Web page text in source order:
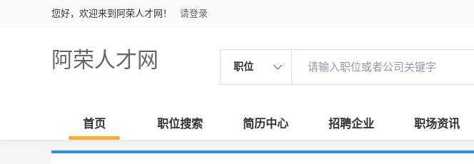
您好，欢迎来到阿荣人才网！ 请登录
阿荣人才网 职位
首页 职位搜索 简历中心 招聘企业 职场资讯